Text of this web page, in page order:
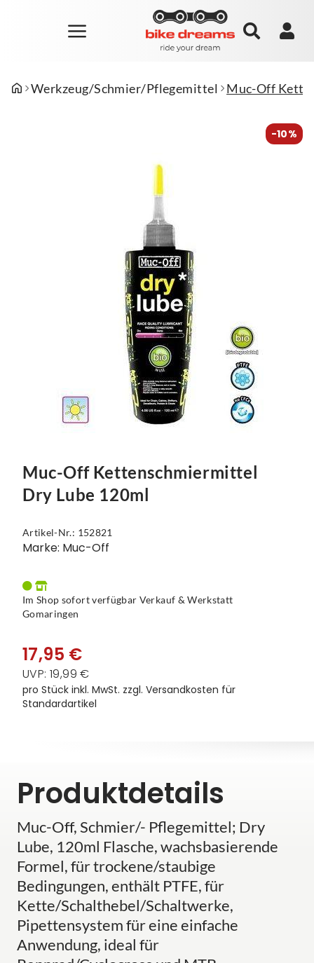
Werkzeug/Schmier/Pflegemittel Muc-Off
-10%
Muc-Off Kettenschmiermittel
Dry Lube 120ml
Artikel-Nr.: 152821
Marke: Muc-Off
Im Shop sofort verfügbar Verkauf & Werkstatt
Gomaringen
17,95 €
UVP: 19,99 €
pro Stück inkl. MwSt. zzgl. Versandkosten für
Standardartikel
Produktdetails
Muc-Off, Schmier/- Pflegemittel; Dry
Lube, 120ml Flasche, wachsbasierende
Formel, für trockene/staubige
Bedingungen, enthält PTFE, für
Kette/Schalthebel/Schaltwerke,
Pipettensystem für eine einfache
Anwendung, ideal für